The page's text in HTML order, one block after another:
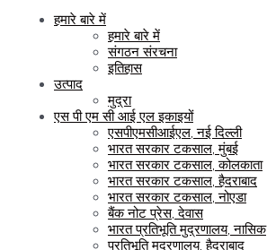
हमारे बारे में
हमारे बारे में
संगठन संरचना
इतिहास
उत्पाद
मुद्रा
एस पी एम सी आई एल इकाइयों
एसपीएमसीआईएल, नई दिल्ली
भारत सरकार टकसाल, मुंबई
भारत सरकार टकसाल, कोलकाता
भारत सरकार टकसाल, हैदराबाद
भारत सरकार टकसाल, नोएडा
बैंक नोट प्रेस, देवास
भारत प्रतिभूति मुद्रणालय, नासिक
प्रतिभूति मुद्रणालय, हैदराबाद